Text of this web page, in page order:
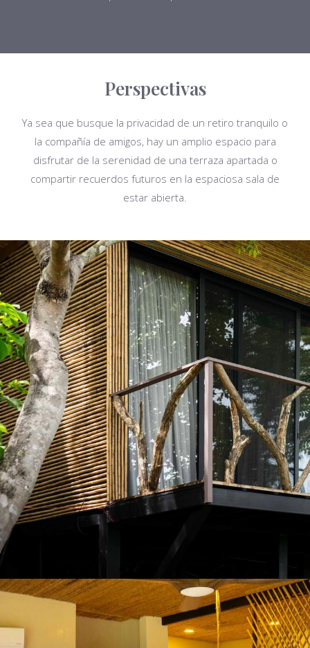
Perspectivas
Ya sea que busque la privacidad de un retiro tranquilo o
la compañía de amigos, hay un amplio espacio para
disfrutar de la serenidad de una terraza apartada o
compartir recuerdos futuros en la espaciosa sala de
estar abierta.